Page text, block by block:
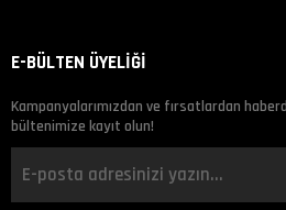
E-BÜLTEN ÜYELİĞİ
Kampanyalarımızdan ve fırsatlardan
bültenimize kayıt olun!